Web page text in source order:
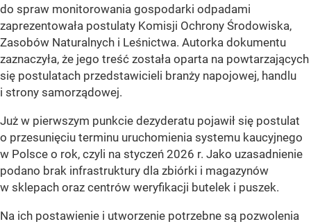
do spraw monitorowania gospodarki odpadami
zaprezentowała postulaty Komisji Ochrony Środowiska,
Zasobów Naturalnych i Leśnictwa. Autorka dokumentu
zaznaczyła, że jego treść została oparta na powtarzających
się postulatach przedstawicieli branży napojowej, handlu
i strony samorządowej.
Już w pierwszym punkcie dezyderatu pojawił się postulat
o przesunięciu terminu uruchomienia systemu kaucyjnego
w Polsce o rok, czyli na styczeń 2026 r. Jako uzasadnienie
podano brak infrastruktury dla zbiórki i magazynów
w sklepach oraz centrów weryfikacji butelek i puszek.
Na ich postawienie i utworzenie potrzebne są pozwolenia